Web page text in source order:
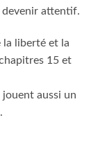
devenir attentif.
la liberté et la
15 et
jouent aussi un